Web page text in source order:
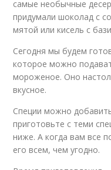
самые необычные
придумали шоколад с
мятой или кисель с
Сегодня мы будем
которое можно
мороженое. Оно
вкусное.
Специи можно
приготовьте с теми
ниже. А когда вам все
его всем, чем угодно.